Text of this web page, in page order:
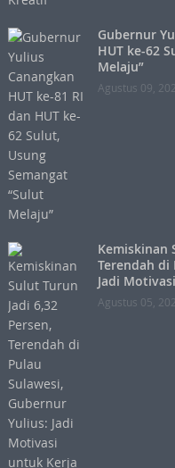
Gubernur
HUT ke-62
Melaju”
Agustus 09,
Kemiskinan
Terendah di
Jadi
Agustus 05,